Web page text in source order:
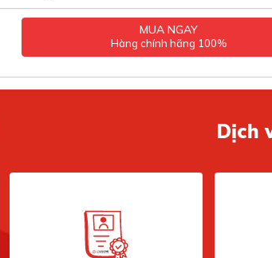
MUA NGAY
Hàng chính hãng 100%
Dịch